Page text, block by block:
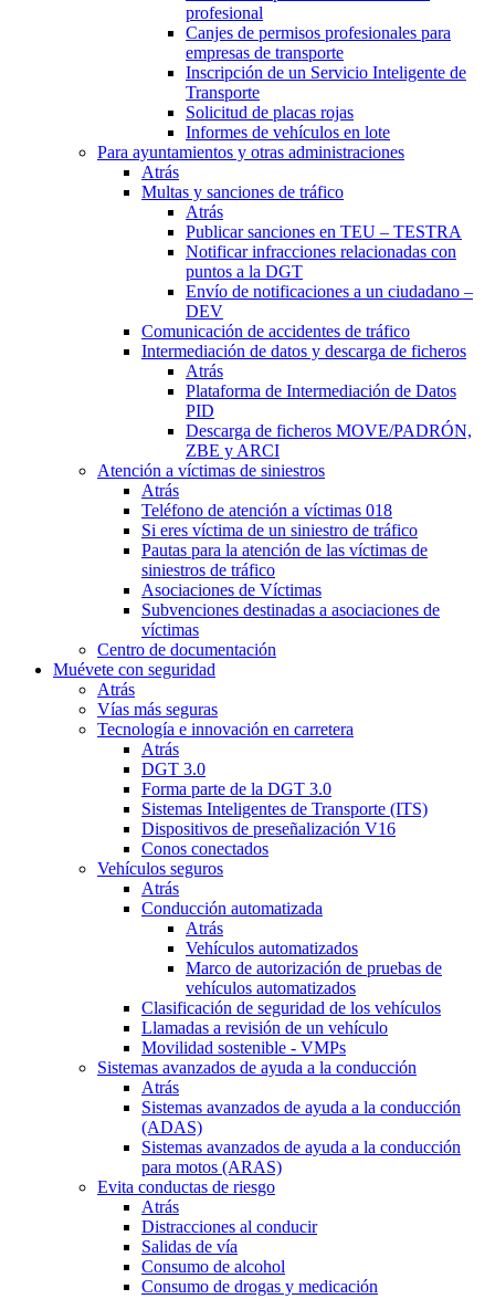
profesional
Canjes de permisos profesionales para
empresas de transporte
Inscripción de un Servicio Inteligente de
Transporte
Solicitud de placas rojas
Informes de vehículos en lote
Para ayuntamientos y otras administraciones
Atrás
Multas y sanciones de tráfico
Atrás
Publicar sanciones en TEU – TESTRA
Notificar infracciones relacionadas con
puntos a la DGT
Envío de notificaciones a un ciudadano –
DEV
Comunicación de accidentes de tráfico
Intermediación de datos y descarga de ficheros
Atrás
Plataforma de Intermediación de Datos
PID
Descarga de ficheros MOVE/PADRÓN,
ZBE y ARCI
Atención a víctimas de siniestros
Atrás
Teléfono de atención a víctimas 018
Si eres víctima de un siniestro de tráfico
Pautas para la atención de las víctimas de
siniestros de tráfico
Asociaciones de Víctimas
Subvenciones destinadas a asociaciones de
víctimas
Centro de documentación
Muévete con seguridad
Atrás
Vías más seguras
Tecnología e innovación en carretera
Atrás
DGT 3.0
Forma parte de la DGT 3.0
Sistemas Inteligentes de Transporte (ITS)
Dispositivos de preseñalización V16
Conos conectados
Vehículos seguros
Atrás
Conducción automatizada
Atrás
Vehículos automatizados
Marco de autorización de pruebas de
vehículos automatizados
Clasificación de seguridad de los vehículos
Llamadas a revisión de un vehículo
Movilidad sostenible - VMPs
Sistemas avanzados de ayuda a la conducción
Atrás
Sistemas avanzados de ayuda a la conducción
(ADAS)
Sistemas avanzados de ayuda a la conducción
para motos (ARAS)
Evita conductas de riesgo
Atrás
Distracciones al conducir
Salidas de vía
Consumo de alcohol
Consumo de drogas y medicación